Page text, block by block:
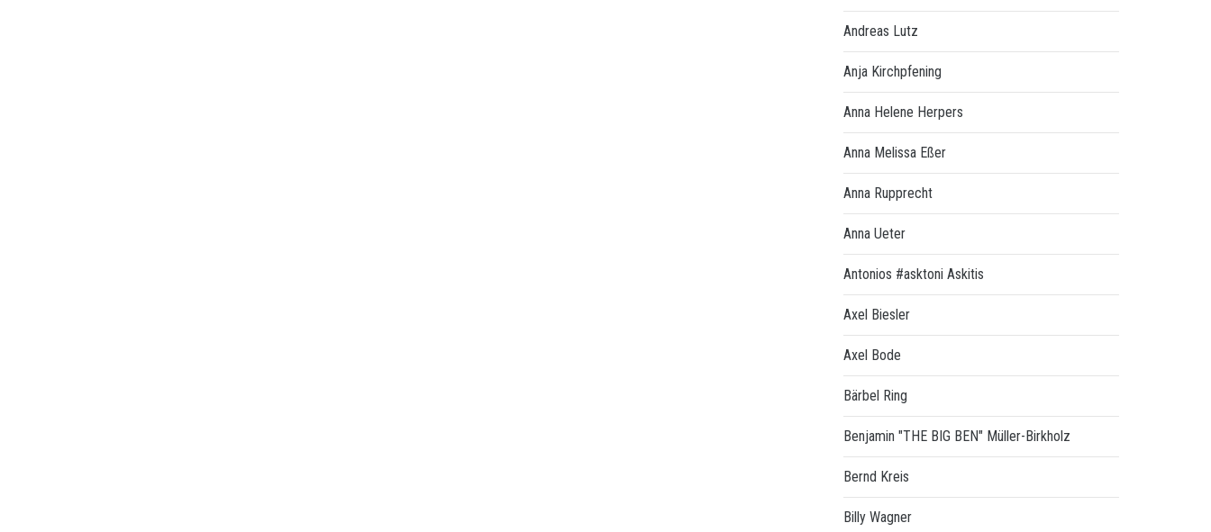
Andreas Lutz
Anja Kirchpfening
Anna Helene Herpers
Anna Melissa Eßer
Anna Rupprecht
Anna Ueter
Antonios #asktoni Askitis
Axel Biesler
Axel Bode
Bärbel Ring
Benjamin "THE BIG BEN" Müller-Birkholz
Bernd Kreis
Billy Wagner